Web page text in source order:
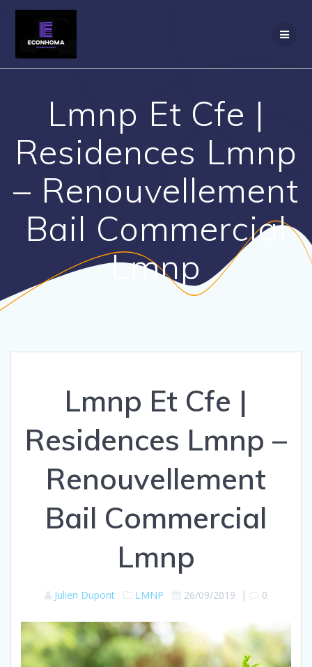
Lmnp Et Cfe |
Residences Lmnp
– Renouvellement
Bail Commercial
Lmnp
Lmnp Et Cfe |
Residences Lmnp –
Renouvellement
Bail Commercial
Lmnp
Julien Dupont LMNP 26/09/2019 | 0